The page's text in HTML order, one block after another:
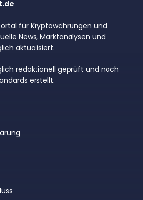
für Kryptowährungen und
News, Marktanalysen und
aktualisiert.
redaktionell geprüft und nach
erstellt.